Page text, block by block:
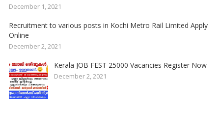
December 1, 2021
Recruitment to various posts in Kochi Metro Rail Limited Apply
Online
December 2, 2021
Kerala JOB FEST 25000 Vacancies Register Now
December 2, 2021